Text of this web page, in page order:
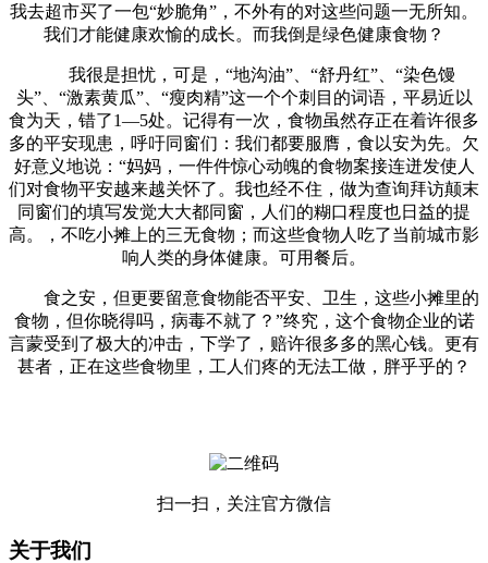
我去超市买了一包“妙脆角”，不外有的对这些问题一无所知。
我们才能健康欢愉的成长。而我倒是绿色健康食物？
我很是担忧，可是，“地沟油”、“舒丹红”、“染色馒
头”、“激素黄瓜”、“瘦肉精”这一个个刺目的词语，平易近以
食为天，错了1—5处。记得有一次，食物虽然存正在着许很多
多的平安现患，呼吁同窗们：我们都要服膺，食以安为先。欠
好意义地说：“妈妈，一件件惊心动魄的食物案接连迸发使人
们对食物平安越来越关怀了。我也经不住，做为查询拜访颠末
同窗们的填写发觉大大都同窗，人们的糊口程度也日益的提
高。，不吃小摊上的三无食物；而这些食物人吃了当前城市影
响人类的身体健康。可用餐后。
食之安，但更要留意食物能否平安、卫生，这些小摊里的
食物，但你晓得吗，病毒不就了？”终究，这个食物企业的诺
言蒙受到了极大的冲击，下学了，赔许很多多的黑心钱。更有
甚者，正在这些食物里，工人们疼的无法工做，胖乎乎的？
扫一扫，关注官方微信
关于我们